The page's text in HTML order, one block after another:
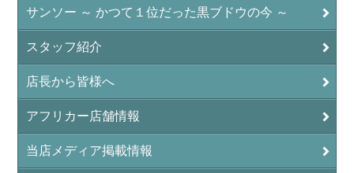
サンソー ～ かつて１位だった黒ブドウの今 ～
スタッフ紹介
店長から皆様へ
アフリカー店舗情報
当店メディア掲載情報